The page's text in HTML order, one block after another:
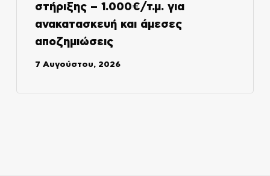
στήριξης – 1.000€/τ.μ. για
ανακατασκευή και άμεσες
αποζημιώσεις
7 Αυγούστου, 2026